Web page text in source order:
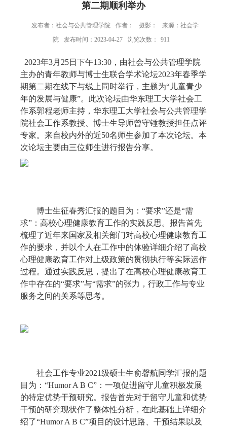
第二期顺利举办
发布者：社会与公共管理学院 作者： 摄影：
来源：社会学
院
发布时间：2023-04-27 浏览次数： 911
2023年3月 25日下午13:30 ，由社会与公共管理学院
主办的青年教师与博士生联合学术论坛2023年春季学
期第二期在线下与线上同时举行，主题为“ 儿童青少
年的发展与健康”。此次论坛由华东理工大学社会工
作系郭程老师主持，华东理工大学社会与公共管理学
院社会工作系教授、博士生导师曾守锤教授担任点评
专家。来自校内外的近50名师生参加了本次论坛。本
次论坛主要由三位师生进行报告分享。
博士生征春秀汇报的题目为：“要求”还是“需
求”：高校心理健康教育工作的实践反思。报告首先
梳理了近年来国家及相关部门对高校心理健康教育工
作的要求，并以个人在工作中的体验详细介绍了高校
心理健康教育工作对上级政策的贯彻执行等实际运作
过程。通过实践反思，提出了在高校心理健康教育工
作中存在的“要求”与“需求”的张力，行政工作与专业
服务之间的关系等思考。
社会工作专业2021级硕士生俞馨航同学汇报的题
目为： “Humor A B C” ：一项促进留守儿童积极发展
的特定优势干预研究。报告首先对于留守儿童和优势
干预的研究现状作了整体性分析，在此基础上详细介
绍了“Humor A B C”项目的设计思路、干预结果以及